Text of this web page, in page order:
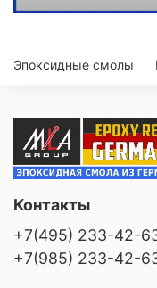
Эпоксидные смолы
Контакты
+7(495) 233-42-
+7(985) 233-42-